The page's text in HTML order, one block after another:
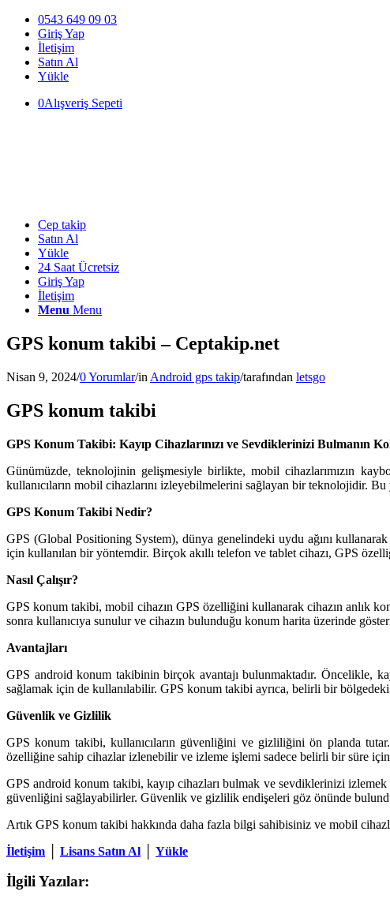
0543 649 09 03
Giriş Yap
İletişim
Satın Al
Yükle
0Alışveriş Sepeti
Cep takip
Satın Al
Yükle
24 Saat Ücretsiz
Giriş Yap
İletişim
Menu Menu
GPS konum takibi – Ceptakip.net
Nisan 9, 2024/0 Yorumlar/in Android gps takip/tarafından letsgo
GPS konum takibi
GPS Konum Takibi: Kayıp Cihazlarınızı ve Sevdiklerinizi Bulmanın
Günümüzde, teknolojinin gelişmesiyle birlikte, mobil cihazlarımızın
kullanıcıların mobil cihazlarını izleyebilmelerini sağlayan bir teknolojidir. Bu
GPS Konum Takibi Nedir?
GPS (Global Positioning System), dünya genelindeki uydu ağını
için kullanılan bir yöntemdir. Birçok akıllı telefon ve tablet cihazı, GPS
Nasıl Çalışır?
GPS konum takibi, mobil cihazın GPS özelliğini kullanarak cihazın anlık
sonra kullanıcıya sunulur ve cihazın bulunduğu konum harita üzerinde
Avantajları
GPS android konum takibinin birçok avantajı bulunmaktadır. Öncelikle,
sağlamak için de kullanılabilir. GPS konum takibi ayrıca, belirli bir
Güvenlik ve Gizlilik
GPS konum takibi, kullanıcıların güvenliğini ve gizliliğini ön planda
özelliğine sahip cihazlar izlenebilir ve izleme işlemi sadece belirli bir süre
GPS android konum takibi, kayıp cihazları bulmak ve sevdiklerinizi
güvenliğini sağlayabilirler. Güvenlik ve gizlilik endişeleri göz önünde
Artık GPS konum takibi hakkında daha fazla bilgi sahibisiniz ve mobil
İletişim
Lisans Satın Al Yükle
İlgili Yazılar: